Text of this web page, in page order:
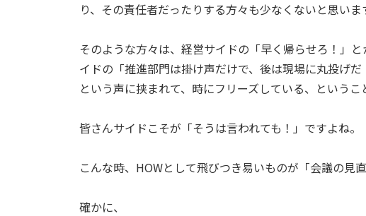
り、その責任者だったりする方々も少なくないと思いま
そのような方々は、経営サイドの「早く帰らせろ！」
イドの「推進部門は掛け声だけで、後は現場に丸投げ
という声に挟まれて、時にフリーズしている、というこ
皆さんサイドこそが「そうは言われても！」ですよね。
こんな時、HOWとして飛びつき易いものが「会議の見直
確かに、